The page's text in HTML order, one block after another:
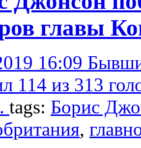
главы
16:09
114 из 313
tags: Борис
,